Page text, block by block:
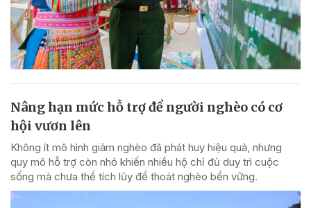
Nâng hạn mức hỗ trợ để người nghèo có cơ
hội vươn lên
Không ít mô hình giảm nghèo đã phát huy hiệu quả, nhưng
quy mô hỗ trợ còn nhỏ khiến nhiều hộ chỉ đủ duy trì cuộc
sống mà chưa thể tích lũy để thoát nghèo bền vững.